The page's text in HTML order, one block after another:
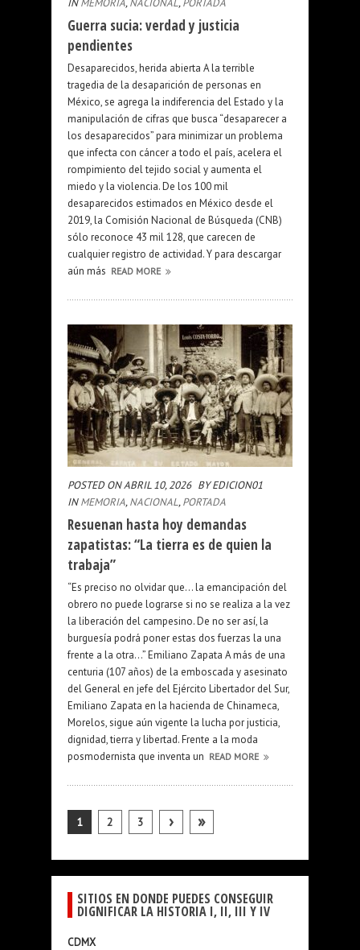
Guerra sucia: verdad y justicia
pendientes
Desaparecidos, herida abierta A la terrible
tragedia de la desaparición de personas en
México, se agrega la indiferencia del Estado y la
manipulación de cifras que busca “desaparecer a
los desaparecidos” para minimizar un problema
que infecta con cáncer a todo el país, acelera el
rompimiento del tejido social y aumenta el
miedo y la violencia. De los 100 mil
desaparecidos estimados en México desde el
2019, la Comisión Nacional de Búsqueda (CNB)
sólo reconoce 43 mil 128, que carecen de
cualquier registro de actividad. Y para descargar
aún más READ MORE
POSTED ON ABRIL 10, 2026 BY EDICION01
INMEMORIA,NACIONAL,PORTADA
Resuenan hasta hoy demandas
zapatistas: “La tierra es de quien la
trabaja”
“Es preciso no olvidar que… la emancipación del
obrero no puede lograrse si no se realiza a la vez
la liberación del campesino. De no ser así, la
burguesía podrá poner estas dos fuerzas la una
frente a la otra…” Emiliano Zapata A más de una
centuria (107 años) de la emboscada y asesinato
del General en jefe del Ejército Libertador del Sur,
Emiliano Zapata en la hacienda de Chinameca,
Morelos, sigue aún vigente la lucha por justicia,
dignidad, tierra y libertad. Frente a la moda
posmodernista que inventa un READ MORE
1 2 3 › »
SITIOS EN DONDE PUEDES CONSEGUIR
DIGNIFICAR LA HISTORIA I, II, III Y IV
CDMX